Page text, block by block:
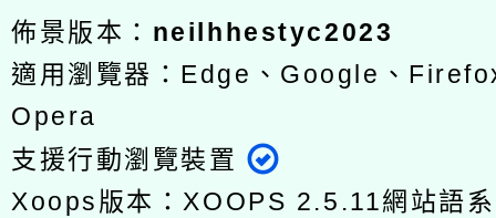
佈景版本： neilhhestyc2023
適用瀏覽器：Edge、Google、
Opera
支援行動瀏覽裝置
Xoops版本：XOOPS 2.5.11網站語